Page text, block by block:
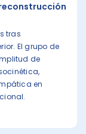
tras
El grupo de
de
en